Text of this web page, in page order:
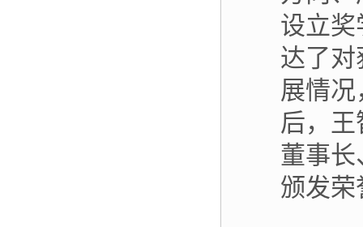
设立
达了对
展情况
后，
董事
颁发荣